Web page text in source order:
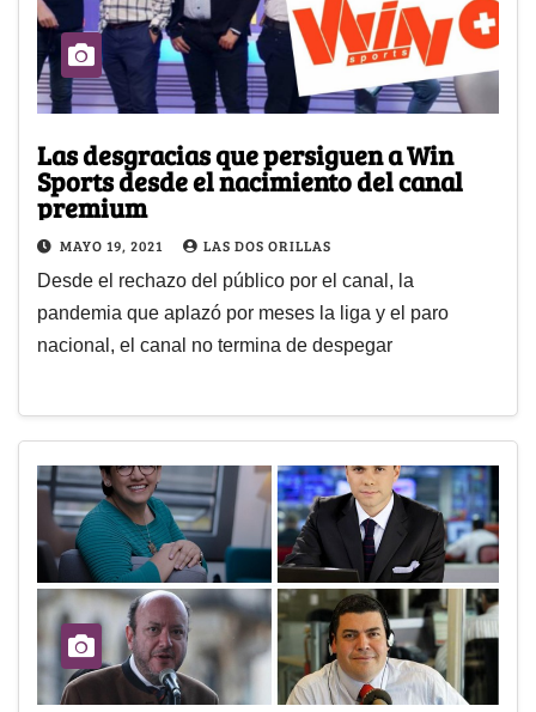
Las desgracias que persiguen a Win
Sports desde el nacimiento del canal
premium
MAYO 19, 2021 LAS DOS ORILLAS
Desde el rechazo del público por el canal, la
pandemia que aplazó por meses la liga y el paro
nacional, el canal no termina de despegar